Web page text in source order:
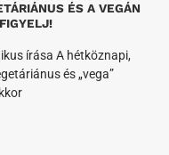
ÉS A VEGÁN
írása A hétköznapi,
és „vega”